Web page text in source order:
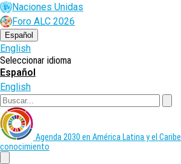
Pasar
al
contenido
principal
Naciones Unidas
Foro ALC 2026
Español
English
Seleccionar idioma
Español
English
Agenda 2030 en América Latina y el Caribe
conocimiento